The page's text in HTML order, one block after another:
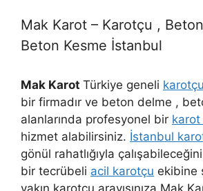
Mak Karot – Karotçu ,
Beton Kesme İstanbul
Mak Karot Türkiye geneli karotçu
bir firmadır ve beton delme ,
alanlarında profesyonel bir karot
hizmet alabilirsiniz. İstanbul
gönül rahatlığıyla
bir tecrübeli acil karotçu ekibine
yakın karotçu arayışınıza Mak